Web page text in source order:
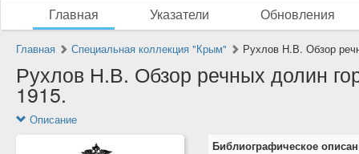
Главная Указатели Обновления
Главная Специальная коллекция "Крым" Рухлов Н.В. Обзор
Рухлов Н.В. Обзор речных долин
1915.
Описание
Библиографическое